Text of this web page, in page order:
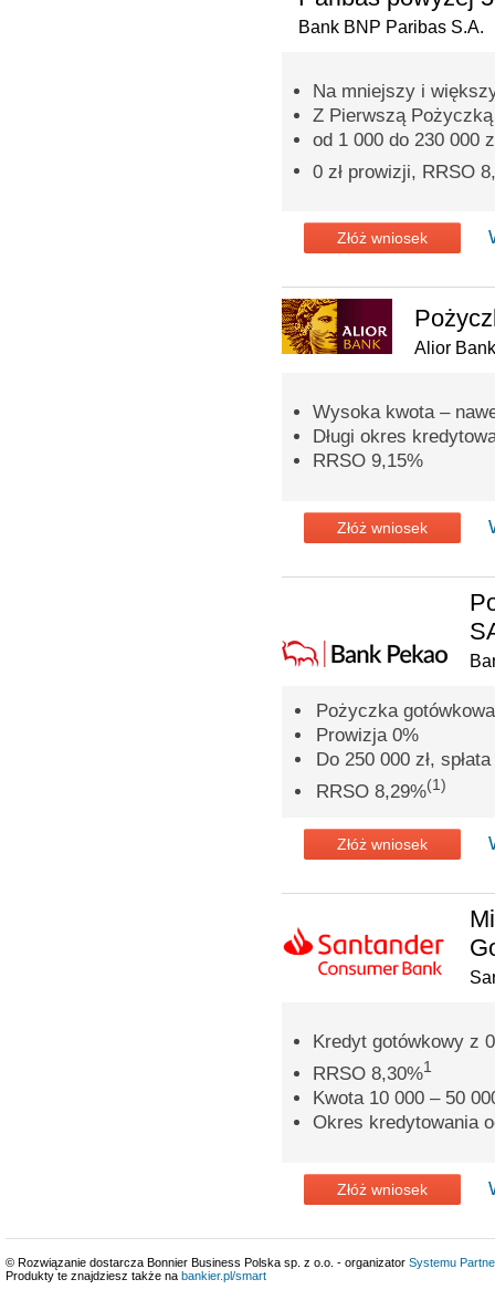
Bank BNP Paribas S.A.
Na mniejszy i
Z Pierwszą
od 1 000 do 230 000
0 zł prowizji, RRSO
Złóż wniosek
Alior Bank
Wysoka kwota –
Długi okres
RRSO 9,15%
Złóż wniosek
Pożyczka
Prowizja 0%
Do 250 000 zł,
RRSO 8,29%(1)
Złóż wniosek
Kredyt gotówkowy z
RRSO 8,30%1
Kwota 10 000 – 50
Okres kredytowania
Złóż wniosek
© Rozwiązanie dostarcza Bonnier Business Polska sp. z o.o. - organizator Systemu
Produkty te znajdziesz także na bankier.pl/smart